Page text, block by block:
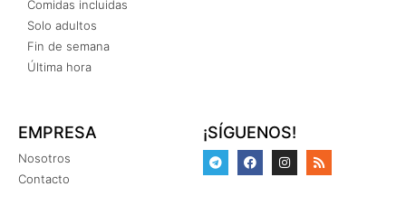
Comidas incluidas
Solo adultos
Fin de semana
Última hora
EMPRESA
Nosotros
Contacto
¡SÍGUENOS!